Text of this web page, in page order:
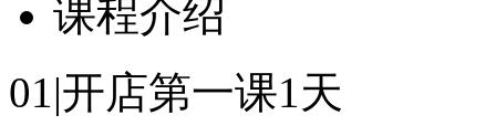
课程介绍
01|开店第一课1天